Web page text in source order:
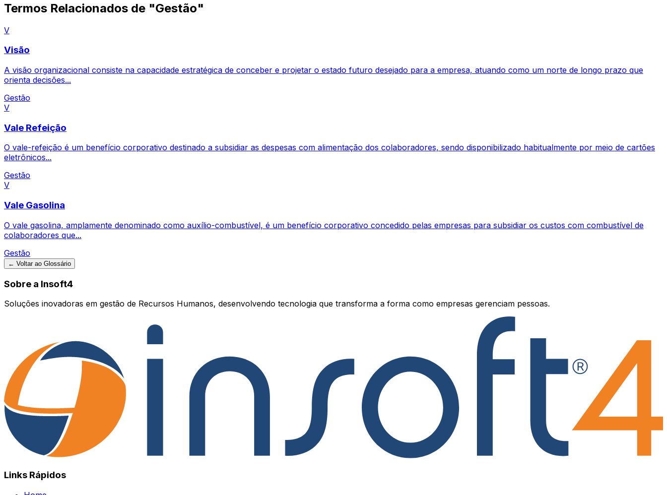
Termos Relacionados de "Gestão"
V
Visão
A visão organizacional consiste na capacidade estratégica de conceber e projetar o estado futuro desejado para a empresa, atuando como um norte de longo prazo que
orienta decisões...
Gestão
V
Vale Refeição
O vale-refeição é um benefício corporativo destinado a subsidiar as despesas com alimentação dos colaboradores, sendo disponibilizado habitualmente por meio de cartões
eletrônicos...
Gestão
V
Vale Gasolina
O vale gasolina, amplamente denominado como auxílio-combustível, é um benefício corporativo concedido pelas empresas para subsidiar os custos com combustível de
colaboradores que...
Gestão
← Voltar ao Glossário
Sobre a Insoft4
Soluções inovadoras em gestão de Recursos Humanos, desenvolvendo tecnologia que transforma a forma como empresas gerenciam pessoas.
Links Rápidos